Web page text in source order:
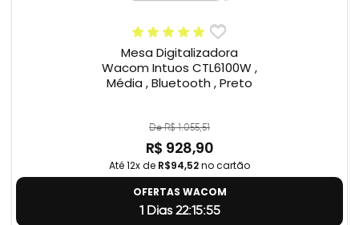
Mesa Digitalizadora
Wacom Intuos CTL6100W ,
Média , Bluetooth , Preto
De R$ 1.055,51
R$ 928,90
Até 12x de R$94,52no cartão
OFERTAS WACOM
1 Dias 22:15:55